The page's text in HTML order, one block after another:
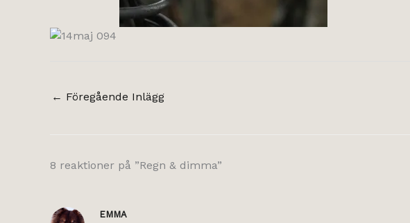
← Föregående Inlägg
8 reaktioner på ”Regn & dimma”
EMMA